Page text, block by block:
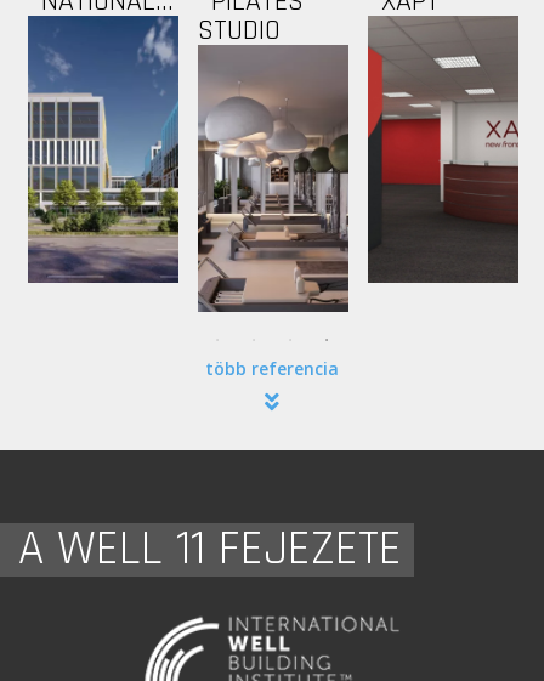
AUTOWALLIS PARK
HÁZ
több referencia
A WELL 11 FEJEZETE